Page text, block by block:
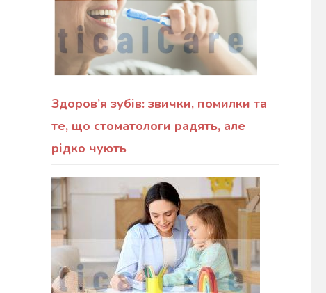
Здоров’я зубів: звички, помилки та
те, що стоматологи радять, але
рідко чують